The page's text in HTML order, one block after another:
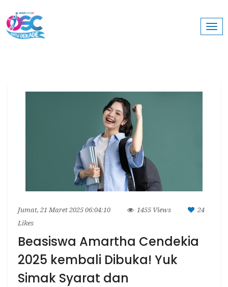
Jumat, 21 Maret 2025 06:04:10 1455 Views
24
Likes
Beasiswa Amartha Cendekia
2025 kembali Dibuka! Yuk
Simak Syarat dan